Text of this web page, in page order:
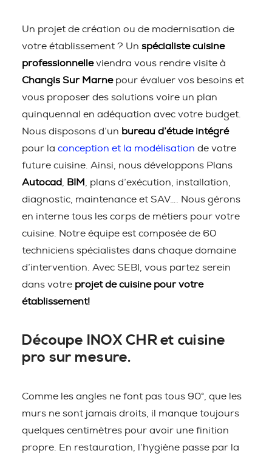
Un projet de création ou de modernisation de
votre établissement ? Un spécialiste cuisine
professionnelleviendra vous rendre visite à
Changis Sur Marnepour évaluer vos besoins et
vous proposer des solutions voire un plan
quinquennal en adéquation avec votre budget.
Nous disposons d’un bureau d’étude intégré
pour la conception et la modélisation de votre
future cuisine. Ainsi, nous développons Plans
Autocad
BIM
, plans d’exécution, installation,
diagnostic, maintenance et SAV…. Nous gérons
en interne tous les corps de métiers pour votre
cuisine. Notre équipe est composée de 60
techniciens spécialistes dans chaque domaine
d’intervention. Avec SEBI, vous partez serein
dans votre projet de cuisine pour votre
établissement!
Découpe INOX CHR et cuisine
pro sur mesure.
Comme les angles ne font pas tous 90°, que les
murs ne sont jamais droits, il manque toujours
quelques centimètres pour avoir une finition
propre. En restauration, l’hygiène passe par la